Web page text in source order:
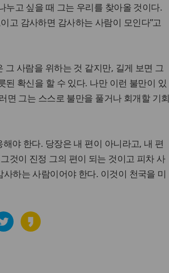
누고 싶을 때 그는 우리를 찾아올 것이다.
고 감사하면 감사하는 사람이 모인다”고
그 사람을 위하는 것 같지만, 길게 보면 그
된 확신을 할 수 있다. 나만 이런 불만이 있
면 그는 스스로 불만을 풀거나 회개할 기회
야 한다. 당장은 내 편이 아니라고, 내 편
것이 진정 그의 편이 되는 것이고 피차 사
하는 사람이어야 한다. 이것이 천국을 미